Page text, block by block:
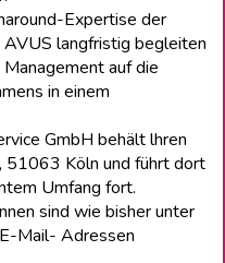
Expertise der
langfristig begleiten
auf die
in einem
GmbH behält lhren
51063 Köln und führt dort
Umfang fort.
sind wie bisher unter
Mail- Adressen